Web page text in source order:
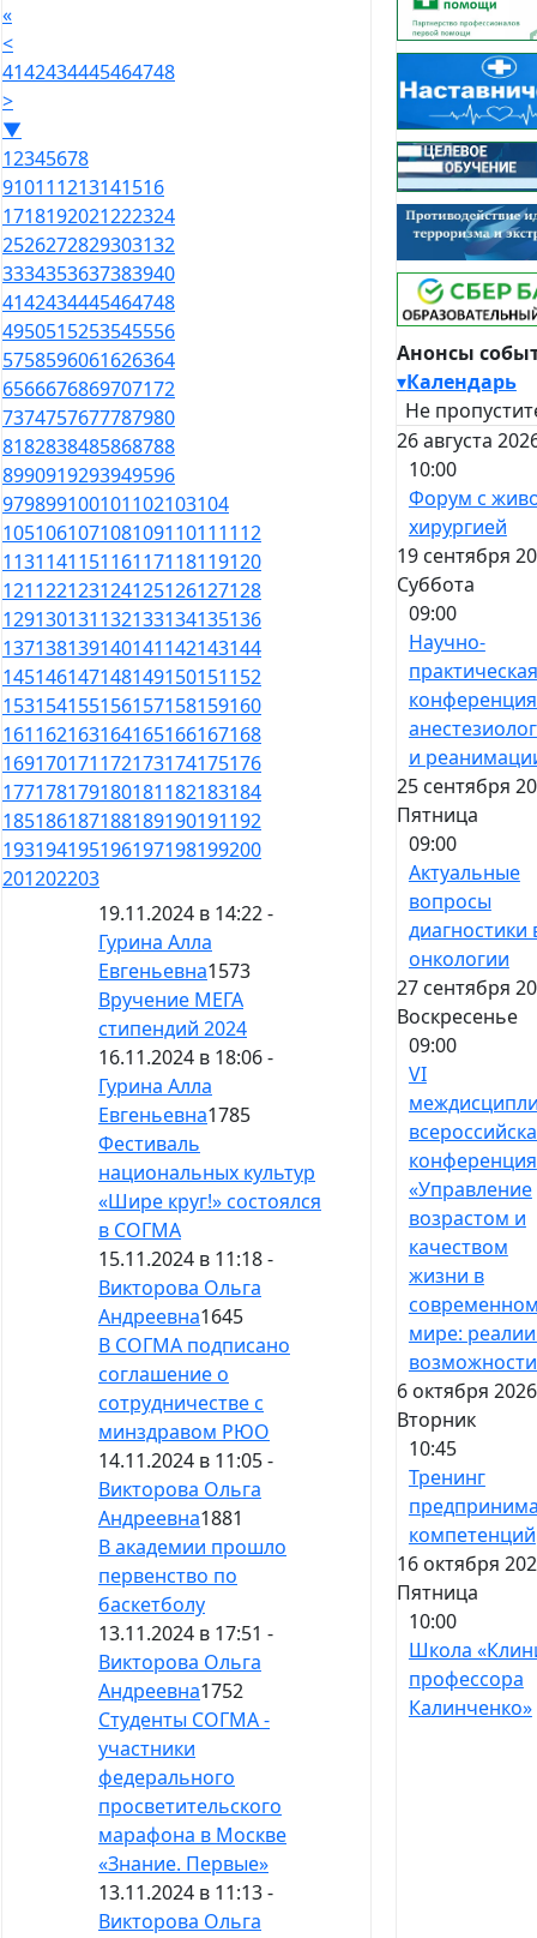
«
<
4142434445464748
>
▼
12345678
910111213141516
1718192021222324
2526272829303132
3334353637383940
4142434445464748
4950515253545556
5758596061626364
6566676869707172
7374757677787980
8182838485868788
8990919293949596
979899100101102103104
105106107108109110111112
113114115116117118119120
121122123124125126127128
129130131132133134135136
137138139140141142143144
145146147148149150151152
153154155156157158159160
161162163164165166167168
169170171172173174175176
177178179180181182183184
185186187188189190191192
193194195196197198199200
201202203
19.11.2024 в 14:22 -
Гурина Алла
Евгеньевна1573
Вручение МЕГА
стипендий 2024
16.11.2024 в 18:06 -
Гурина Алла
Евгеньевна1785
Фестиваль
национальных культур
«Шире круг!» состоялся
в СОГМА
15.11.2024 в 11:18 -
Викторова Ольга
Андреевна1645
В СОГМА подписано
соглашение о
сотрудничестве с
минздравом РЮО
14.11.2024 в 11:05 -
Викторова Ольга
Андреевна1881
В академии прошло
первенство по
баскетболу
13.11.2024 в 17:51 -
Викторова Ольга
Андреевна1752
Студенты СОГМА -
участники
федерального
просветительского
марафона в Москве
«Знание. Первые»
13.11.2024 в 11:13 -
Викторова Ольга
Анонсы
▾Календарь
Не
26 августа
10:00
Форум с
хирургией
19 сентября
Суббота
09:00
Научно-
практическая
и
25 сентября
Пятница
09:00
Актуальные
вопросы
диагностики
онкологии
27 сентября
Воскресенье
09:00
VI
конференция
«Управление
возрастом и
качеством
жизни в
мире:
6 октября
Вторник
10:45
Тренинг
компетенций
16 октября
Пятница
10:00
Школа
профессора
Калинченко»